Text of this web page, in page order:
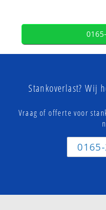
Stankoverlast? Wij
Vraag of offerte voor